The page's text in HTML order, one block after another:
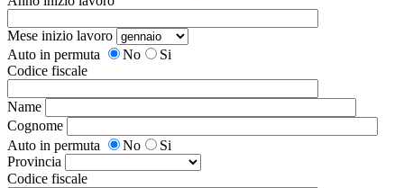
Mese inizio lavoro
Auto in permuta
No
Si
Codice fiscale
Name
Cognome
Auto in permuta
No
Si
Provincia
Codice fiscale